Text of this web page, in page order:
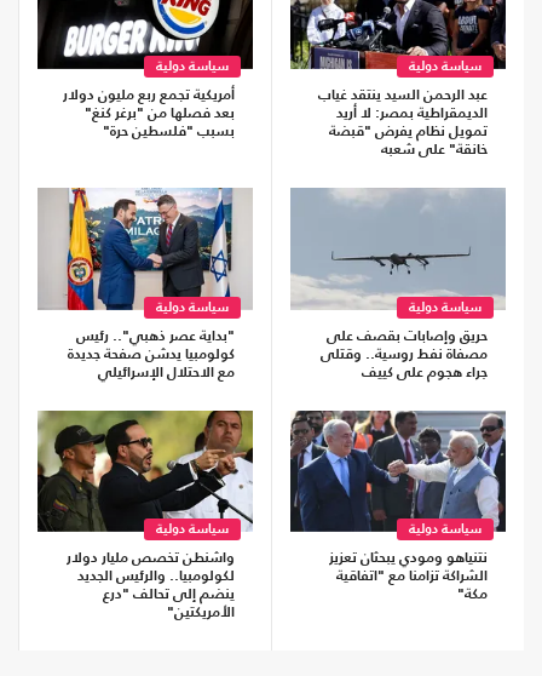
سياسة دولية
عبد الرحمن السيد ينتقد غياب
الديمقراطية بمصر: لا أريد
تمويل نظام يفرض "قبضة
خانقة" على شعبه
سياسة دولية
أمريكية تجمع ربع مليون دولار
بعد فصلها من "برغر كنغ"
بسبب "فلسطين حرة"
سياسة دولية
حريق وإصابات بقصف على
مصفاة نفط روسية.. وقتلى
جراء هجوم على كييف
سياسة دولية
"بداية عصر ذهبي".. رئيس
كولومبيا يدشن صفحة جديدة
مع الاحتلال الإسرائيلي
سياسة دولية
نتنياهو ومودي يبحثان تعزيز
الشراكة تزامنا مع "اتفاقية
مكة"
سياسة دولية
واشنطن تخصص مليار دولار
لكولومبيا.. والرئيس الجديد
ينضم إلى تحالف "درع
الأمريكتين"